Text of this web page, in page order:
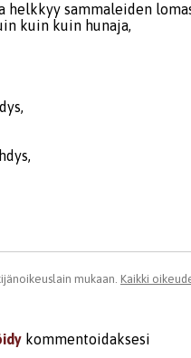
helkkyy sammaleiden
kuin kuin hunaja,
mukaan. Kaikki
kommentoidaksesi